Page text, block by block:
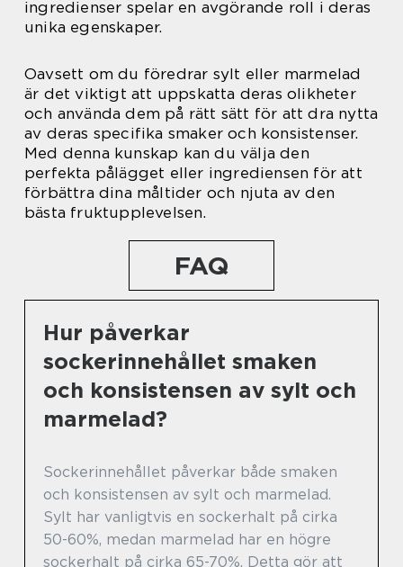
ingredienser spelar en avgörande roll i deras
unika egenskaper.
Oavsett om du föredrar sylt eller marmelad
är det viktigt att uppskatta deras olikheter
och använda dem på rätt sätt för att dra nytta
av deras specifika smaker och konsistenser.
Med denna kunskap kan du välja den
perfekta pålägget eller ingrediensen för att
förbättra dina måltider och njuta av den
bästa fruktupplevelsen.
FAQ
Hur påverkar
sockerinnehållet smaken
och konsistensen av sylt och
marmelad?
Sockerinnehållet påverkar både smaken
och konsistensen av sylt och marmelad.
Sylt har vanligtvis en sockerhalt på cirka
50-60%, medan marmelad har en högre
sockerhalt på cirka 65-70%. Detta gör att